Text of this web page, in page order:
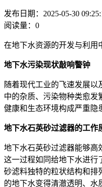
发布日期：2025-05-30
阅读量： 0
在地下水资源的开发与利用
地下水污染现状敲响警钟
随着现代工业的飞速发展
中的杂质、污染物种类愈
健康和生态环境构成严重隐
地下水石英砂过滤器的工作
地下水石英砂过滤器能够高
这一过程如同给地下水进行
砂滤料独特的粒状结构和排
的地下水变得清澈透明、水